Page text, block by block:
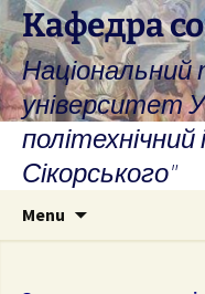
Skip
to
content
Кафедра
Національний
університет
Сікорського"
Menu